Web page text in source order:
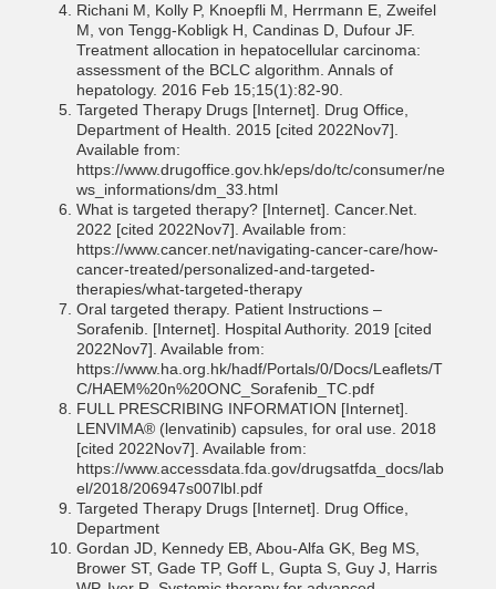
Richani M, Kolly P, Knoepfli M, Herrmann E, Zweifel
M, von Tengg-Kobligk H, Candinas D, Dufour JF.
Treatment allocation in hepatocellular carcinoma:
assessment of the BCLC algorithm. Annals of
hepatology. 2016 Feb 15;15(1):82-90.
Targeted Therapy Drugs [Internet]. Drug Office,
Department of Health. 2015 [cited 2022Nov7].
Available from:
https://www.drugoffice.gov.hk/eps/do/tc/consumer/ne
ws_informations/dm_33.html
What is targeted therapy? [Internet]. Cancer.Net.
2022 [cited 2022Nov7]. Available from:
https://www.cancer.net/navigating-cancer-care/how-
cancer-treated/personalized-and-targeted-
therapies/what-targeted-therapy
Oral targeted therapy. Patient Instructions –
Sorafenib. [Internet]. Hospital Authority. 2019 [cited
2022Nov7]. Available from:
https://www.ha.org.hk/hadf/Portals/0/Docs/Leaflets/T
C/HAEM%20n%20ONC_Sorafenib_TC.pdf
FULL PRESCRIBING INFORMATION [Internet].
LENVIMA® (lenvatinib) capsules, for oral use. 2018
[cited 2022Nov7]. Available from:
https://www.accessdata.fda.gov/drugsatfda_docs/lab
el/2018/206947s007lbl.pdf
Targeted Therapy Drugs [Internet]. Drug Office,
Department
Gordan JD, Kennedy EB, Abou-Alfa GK, Beg MS,
Brower ST, Gade TP, Goff L, Gupta S, Guy J, Harris